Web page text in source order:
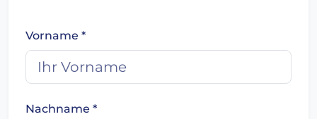
Vorname *
Nachname *